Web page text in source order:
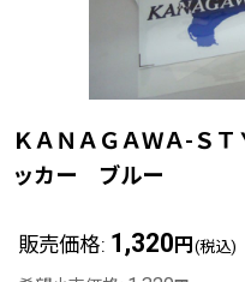
ＫＡＮＡＧＡＷＡ-Ｓ
ッカー ブルー
販売価格: 1,320 円 (税込)